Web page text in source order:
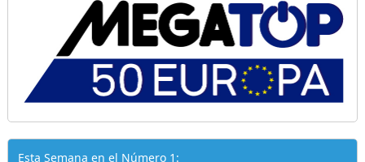
Esta Semana en el Número 1: